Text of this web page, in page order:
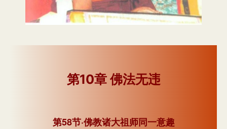
第10章 佛法无违
第58节·佛教诸大祖师同一意趣